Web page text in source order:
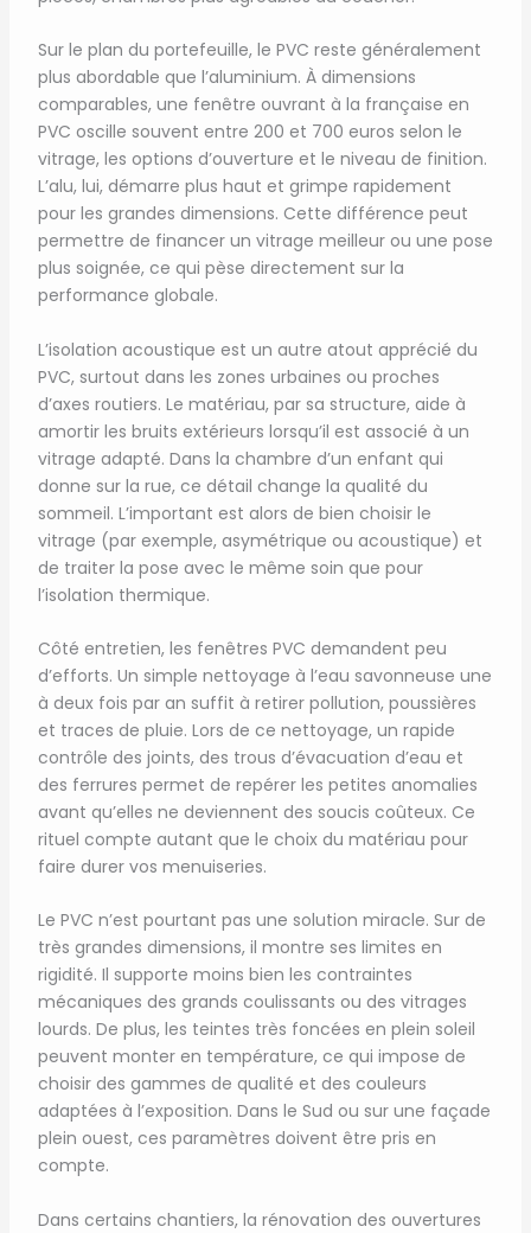
Sur le plan du portefeuille, le PVC reste généralement
plus abordable que l’aluminium. À dimensions
comparables, une fenêtre ouvrant à la française en
PVC oscille souvent entre 200 et 700 euros selon le
vitrage, les options d’ouverture et le niveau de finition.
L’alu, lui, démarre plus haut et grimpe rapidement
pour les grandes dimensions. Cette différence peut
permettre de financer un vitrage meilleur ou une pose
plus soignée, ce qui pèse directement sur la
performance globale.
L’isolation acoustique est un autre atout apprécié du
PVC, surtout dans les zones urbaines ou proches
d’axes routiers. Le matériau, par sa structure, aide à
amortir les bruits extérieurs lorsqu’il est associé à un
vitrage adapté. Dans la chambre d’un enfant qui
donne sur la rue, ce détail change la qualité du
sommeil. L’important est alors de bien choisir le
vitrage (par exemple, asymétrique ou acoustique) et
de traiter la pose avec le même soin que pour
l’isolation thermique.
Côté entretien, les fenêtres PVC demandent peu
d’efforts. Un simple nettoyage à l’eau savonneuse une
à deux fois par an suffit à retirer pollution, poussières
et traces de pluie. Lors de ce nettoyage, un rapide
contrôle des joints, des trous d’évacuation d’eau et
des ferrures permet de repérer les petites anomalies
avant qu’elles ne deviennent des soucis coûteux. Ce
rituel compte autant que le choix du matériau pour
faire durer vos menuiseries.
Le PVC n’est pourtant pas une solution miracle. Sur de
très grandes dimensions, il montre ses limites en
rigidité. Il supporte moins bien les contraintes
mécaniques des grands coulissants ou des vitrages
lourds. De plus, les teintes très foncées en plein soleil
peuvent monter en température, ce qui impose de
choisir des gammes de qualité et des couleurs
adaptées à l’exposition. Dans le Sud ou sur une façade
plein ouest, ces paramètres doivent être pris en
compte.
Dans certains chantiers, la rénovation des ouvertures